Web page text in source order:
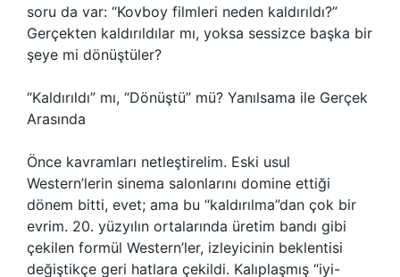
soru da var: “Kovboy filmleri neden kaldırıldı?”
Gerçekten kaldırıldılar mı, yoksa sessizce başka bir
şeye mi dönüştüler?
“Kaldırıldı” mı, “Dönüştü” mü? Yanılsama ile Gerçek
Arasında
Önce kavramları netleştirelim. Eski usul
Western’lerin sinema salonlarını domine ettiği
dönem bitti, evet; ama bu “kaldırılma”dan çok bir
evrim. 20. yüzyılın ortalarında üretim bandı gibi
çekilen formül Western’ler, izleyicinin beklentisi
değiştikçe geri hatlara çekildi. Kalıplaşmış “iyi-